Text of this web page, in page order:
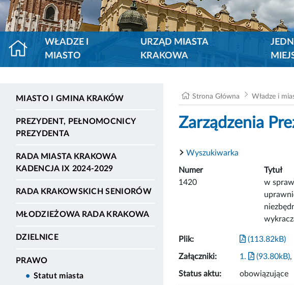
WŁADZE I
MIASTO
URZĄD MIASTA
KRAKOWA
MIASTO I GMINA KRAKÓW
PREZYDENT, PEŁNOMOCNICY
PREZYDENTA
RADA MIASTA KRAKOWA
KADENCJA IX 2024-2029
RADA KRAKOWSKICH SENIORÓW
MŁODZIEŻOWA RADA KRAKOWA
DZIELNICE
PRAWO
Statut miasta
Strona Główna Władze i
Zarządzenia
Wyszukiwarka
Numer Tytuł
1420
w
Plik: (113.82kB)
Załączniki: 1. (93.80kB),
Status aktu: obowiązujące